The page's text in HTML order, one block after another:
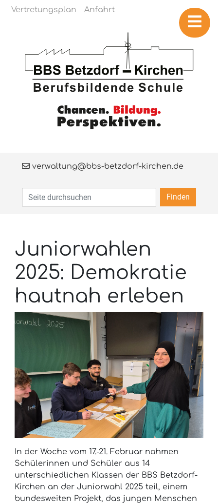
Navigation überspringen
Vertretungsplan Anfahrt
verwaltung@bbs-betzdorf-kirchen.de
Finden
Juniorwahlen
2025: Demokratie
hautnah erleben
In der Woche vom 17.-21. Februar nahmen
Schülerinnen und Schüler aus 14
unterschiedlichen Klassen der BBS Betzdorf-
Kirchen an der Juniorwahl 2025 teil, einem
bundesweiten Projekt, das jungen Menschen